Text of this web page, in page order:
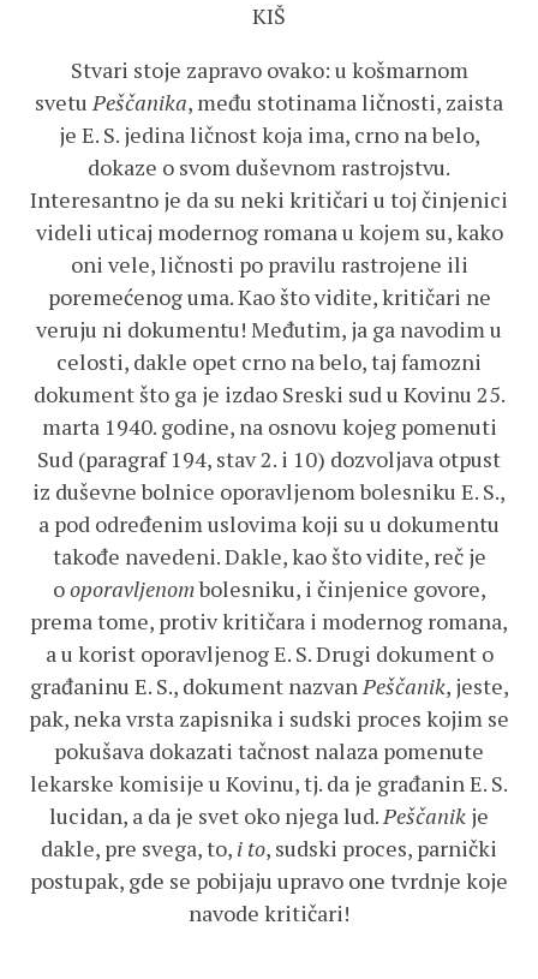
KIŠ
Stvari stoje zapravo ovako: u košmarnom
svetuPeščanika, među stotinama ličnosti, zaista
je E. S. jedina ličnost koja ima, crno na belo,
dokaze o svom duševnom rastrojstvu.
Interesantno je da su neki kritičari u toj činjenici
videli uticaj modernog romana u kojem su, kako
oni vele, ličnosti po pravilu rastrojene ili
poremećenog uma. Kao što vidite, kritičari ne
veruju ni dokumentu! Međutim, ja ga navodim u
celosti, dakle opet crno na belo, taj famozni
dokument što ga je izdao Sreski sud u Kovinu 25.
marta 1940. godine, na osnovu kojeg pomenuti
Sud (paragraf 194, stav 2. i 10) dozvoljava otpust
iz duševne bolnice oporavljenom bolesniku E. S.,
a pod određenim uslovima koji su u dokumentu
takođe navedeni. Dakle, kao što vidite, reč je
ooporavljenombolesniku, i činjenice govore,
prema tome, protiv kritičara i modernog romana,
a u korist oporavljenog E. S. Drugi dokument o
građaninu E. S., dokument nazvanPeščanik, jeste,
pak, neka vrsta zapisnika i sudski proces kojim se
pokušava dokazati tačnost nalaza pomenute
lekarske komisije u Kovinu, tj. da je građanin E. S.
lucidan, a da je svet oko njega lud.Peščanik je
dakle, pre svega, to, i to, sudski proces, parnički
postupak, gde se pobijaju upravo one tvrdnje koje
navode kritičari!